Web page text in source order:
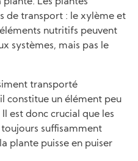
de transport : le xylème et
nutritifs peuvent
systèmes, mais pas le
transporté
constitue un élément peu
est donc crucial que les
suffisamment
plante puisse en puiser